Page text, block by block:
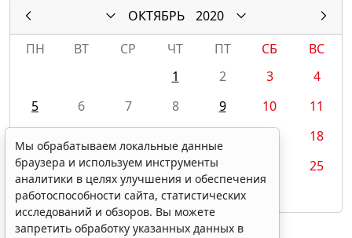
ОКТЯБРЬ
2020
ПН
ВТ СР ЧТ ПТ СБ
ВС
1
2 3
4
5
6 7 8 9 10
11
18
19
20 21 22 23
25
26
27 28 29 30
Мы обрабатываем локальные данные
браузера и используем инструменты
аналитики в целях улучшения и обеспечения
работоспособности сайта, статистических
исследований и обзоров. Вы можете
запретить обработку указанных данных в